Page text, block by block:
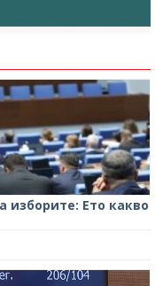
изборите: Ето какво